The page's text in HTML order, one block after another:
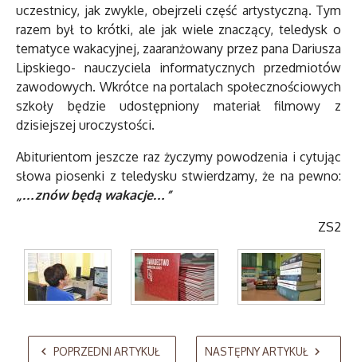
uczestnicy, jak zwykle, obejrzeli część artystyczną. Tym
razem był to krótki, ale jak wiele znaczący, teledysk o
tematyce wakacyjnej, zaaranżowany przez pana Dariusza
Lipskiego- nauczyciela informatycznych przedmiotów
zawodowych. Wkrótce na portalach społecznościowych
szkoły będzie udostępniony materiał filmowy z
dzisiejszej uroczystości.
Abiturientom jeszcze raz życzymy powodzenia i cytując
słowa piosenki z teledysku stwierdzamy, że na pewno:
„…znów będą wakacje…”
ZS2
AdmirorGallery 5.2.0, author/sVasiljevski Kekeljevic.
POPRZEDNI ARTYKUŁ NASTĘPNY ARTYKUŁ